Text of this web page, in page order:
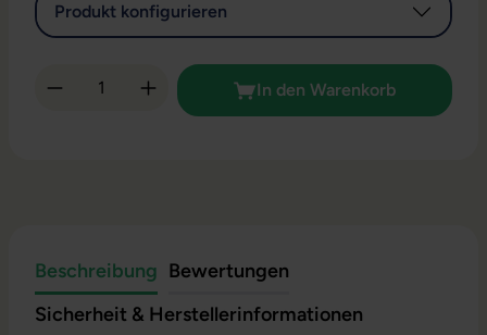
Produkt konfigurieren
Produkt Anzahl: Gib den gewünschten
In den Warenkorb
Beschreibung Bewertungen
Sicherheit & Herstellerinformationen